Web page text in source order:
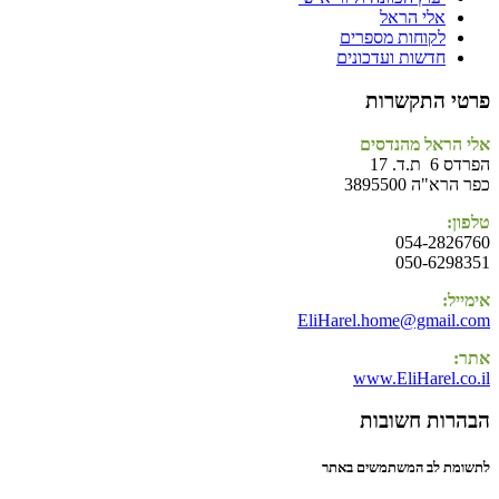
אלי הראל
לקוחות מספרים
חדשות ועדכונים
פרטי התקשרות
אלי הראל מהנדסים
הפרדס 6 ת.ד. 17
כפר הרא"ה 3895500
טלפון:
054-2826760
050-6298351
אימייל:
EliHarel.home@gmail.com
אתר:
www.EliHarel.co.il
הבהרות חשובות
לתשומת לב המשתמשים באתר